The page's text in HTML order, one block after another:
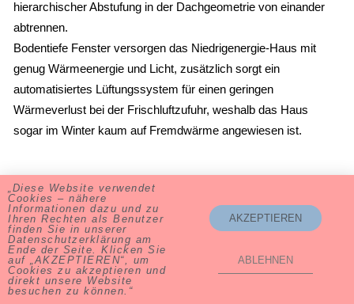
hierarchischer Abstufung in der Dachgeometrie von einander
abtrennen.
Bodentiefe Fenster versorgen das Niedrigenergie-Haus mit
genug Wärmeenergie und Licht, zusätzlich sorgt ein
automatisiertes Lüftungssystem für einen geringen
Wärmeverlust bei der Frischluftzufuhr, weshalb das Haus
sogar im Winter kaum auf Fremdwärme angewiesen ist.
< letztes Projekt
Volker Schultze-Naumburg ∙ 83236 Übersee ∙ Tel. 08642-59 88
„Diese Website verwendet
Cookies – nähere
Informationen dazu und zu
Ihren Rechten als Benutzer
finden Sie in unserer
Datenschutzerklärung am
Ende der Seite. Klicken Sie
auf „AKZEPTIEREN“, um
Cookies zu akzeptieren und
direkt unsere Website
besuchen zu können.“
AKZEPTIEREN
ABLEHNEN